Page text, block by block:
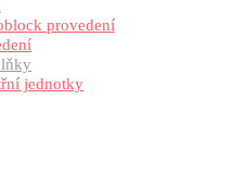
provedení
jednotky